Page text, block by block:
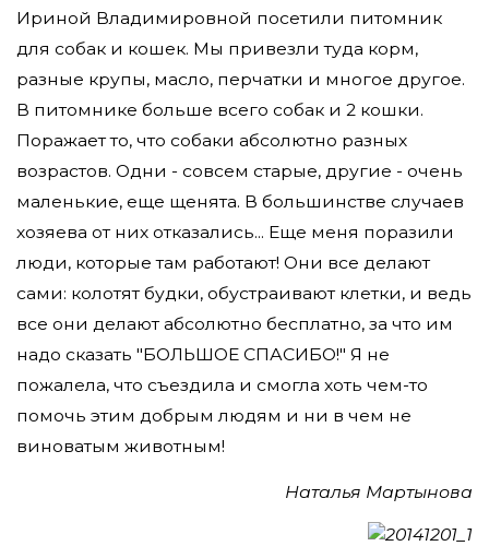
Ириной Владимировной посетили питомник
для собак и кошек. Мы привезли туда корм,
разные крупы, масло, перчатки и многое другое.
В питомнике больше всего собак и 2 кошки.
Поражает то, что собаки абсолютно разных
возрастов. Одни - совсем старые, другие - очень
маленькие, еще щенята. В большинстве случаев
хозяева от них отказались... Еще меня поразили
люди, которые там работают! Они все делают
сами: колотят будки, обустраивают клетки, и ведь
все они делают абсолютно бесплатно, за что им
надо сказать "БОЛЬШОЕ СПАСИБО!" Я не
пожалела, что съездила и смогла хоть чем-то
помочь этим добрым людям и ни в чем не
виноватым животным!
Наталья Мартынова